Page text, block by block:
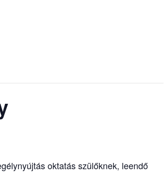
oktatás szülőknek, leendő